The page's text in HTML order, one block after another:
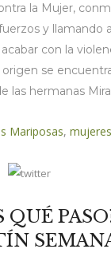
la Mujer,
y llamando
con la
se
las hermanas
Mariposas, mujeres
QUÉ